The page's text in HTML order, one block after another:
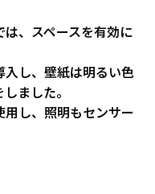
、スペースを有効に
入し、壁紙は明るい色
ました。
し、照明もセンサー